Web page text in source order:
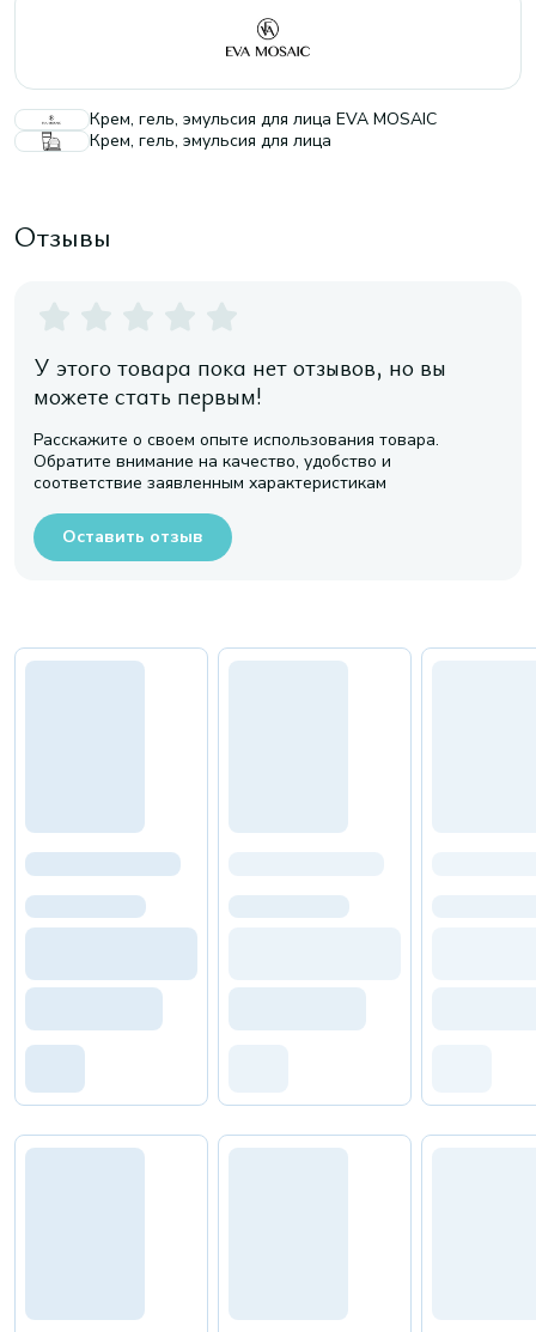
Крем, гель, эмульсия для лица EVA MOSAIC
Крем, гель, эмульсия для лица
Отзывы
У этого товара пока нет отзывов, но вы
можете стать первым!
Расскажите о своем опыте использования товара.
Обратите внимание на качество, удобство и
соответствие заявленным характеристикам
Оставить отзыв